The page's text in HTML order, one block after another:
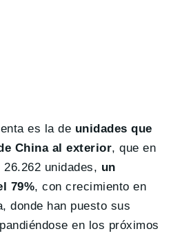
es la de unidades que
China al exterior, que en
unidades, un
79%, con crecimiento en
donde han puesto sus
en los próximos